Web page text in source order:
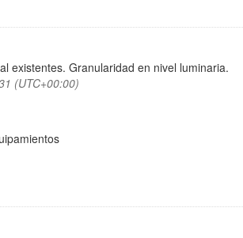
existentes. Granularidad en nivel luminaria.
(UTC+00:00)